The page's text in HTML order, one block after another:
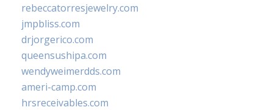
rebeccatorresjewelry.com
jmpbliss.com
drjorgerico.com
queensushipa.com
wendyweimerdds.com
ameri-camp.com
hrsreceivables.com